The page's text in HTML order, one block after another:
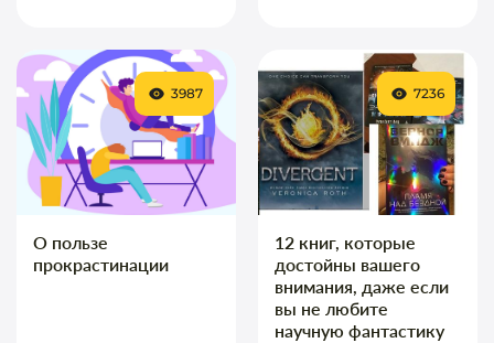
О пользе
прокрастинации
3987
12 книг, которые
достойны вашего
внимания, даже если
вы не любите
научную фантастику
7236